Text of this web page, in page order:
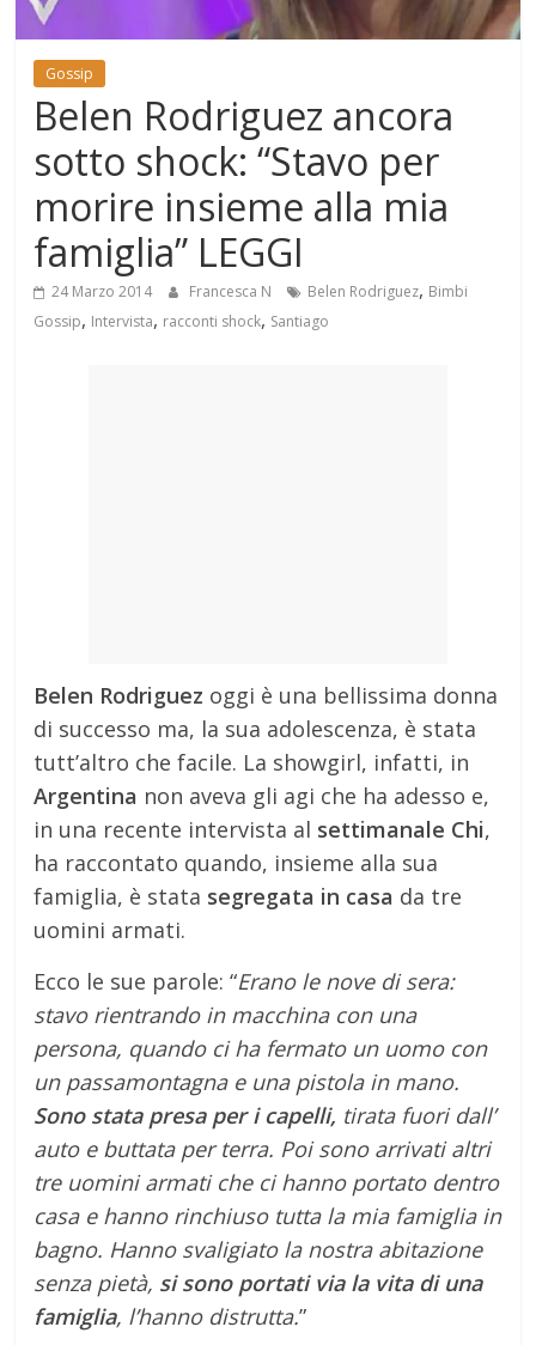
Mondo
Gossip
Belen Rodriguez ancora
sotto shock: “Stavo per
morire insieme alla mia
famiglia” LEGGI
24 Marzo 2014 Francesca N Belen Rodriguez, Bimbi
Gossip, Intervista, racconti shock, Santiago
Belen Rodriguez oggi è una bellissima donna
di successo ma, la sua adolescenza, è stata
tutt’altro che facile. La showgirl, infatti, in
Argentina non aveva gli agi che ha adesso e,
in una recente intervista al settimanale Chi,
ha raccontato quando, insieme alla sua
famiglia, è stata segregata in casa da tre
uomini armati.
Ecco le sue parole: “Erano le nove di sera:
stavo rientrando in macchina con una
persona, quando ci ha fermato un uomo con
un passamontagna e una pistola in mano.
Sono stata presa per i capelli, tirata fuori dall’
auto e buttata per terra. Poi sono arrivati altri
tre uomini armati che ci hanno portato dentro
casa e hanno rinchiuso tutta la mia famiglia in
bagno. Hanno svaligiato la nostra abitazione
senza pietà, si sono portati via la vita di una
famiglia, l’hanno distrutta.”